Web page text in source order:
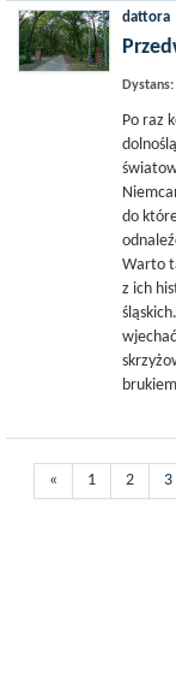
dattora
Dystans:
Po raz
do
Warto
z ich
« 1 2 3